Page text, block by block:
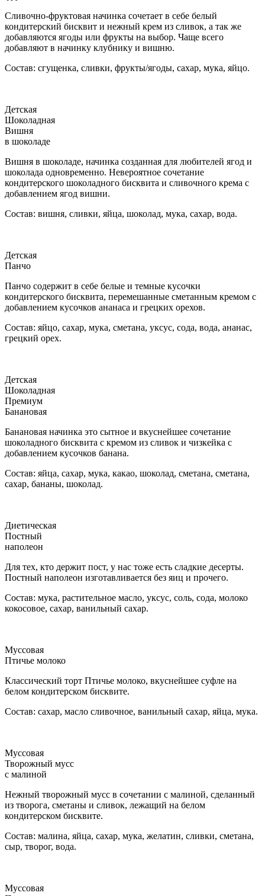
Сливочно-фруктовая начинка сочетает в себе белый
кондитерский бисквит и нежный крем из сливок, а так же
добавляются ягоды или фрукты на выбор. Чаще всего
добавляют в начинку клубнику и вишню.
Состав: сгущенка, сливки, фрукты/ягоды, сахар, мука, яйцо.
Детская
Шоколадная
Вишня
в шоколаде
Вишня в шоколаде, начинка созданная для любителей ягод и
шоколада одновременно. Невероятное сочетание
кондитерского шоколадного бисквита и сливочного крема с
добавлением ягод вишни.
Состав: вишня, сливки, яйца, шоколад, мука, сахар, вода.
Детская
Панчо
Панчо содержит в себе белые и темные кусочки
кондитерского бисквита, перемешанные сметанным кремом с
добавлением кусочков ананаса и грецких орехов.
Состав: яйцо, сахар, мука, сметана, уксус, сода, вода, ананас,
грецкий орех.
Детская
Шоколадная
Премиум
Банановая
Банановая начинка это сытное и вкуснейшее сочетание
шоколадного бисквита с кремом из сливок и чизкейка с
добавлением кусочков банана.
Состав: яйца, сахар, мука, какао, шоколад, сметана, сметана,
сахар, бананы, шоколад.
Диетическая
Постный
наполеон
Для тех, кто держит пост, у нас тоже есть сладкие десерты.
Постный наполеон изготавливается без яиц и прочего.
Состав: мука, растительное масло, уксус, соль, сода, молоко
кокосовое, сахар, ванильный сахар.
Муссовая
Птичье молоко
Классический торт Птичье молоко, вкуснейшее суфле на
белом кондитерском бисквите.
Состав: сахар, масло сливочное, ванильный сахар, яйца, мука.
Муссовая
Творожный мусс
с малиной
Нежный творожный мусс в сочетании с малиной, сделанный
из творога, сметаны и сливок, лежащий на белом
кондитерском бисквите.
Состав: малина, яйца, сахар, мука, желатин, сливки, сметана,
сыр, творог, вода.
Муссовая